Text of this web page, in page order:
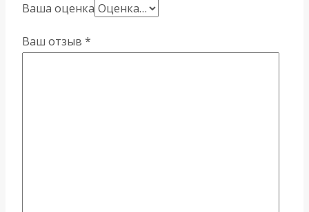
Ваша оценка
Ваш отзыв *